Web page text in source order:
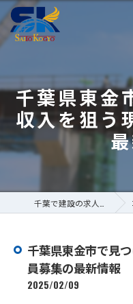
千葉県東金
収入を狙う
千葉県東金市で見
員募集の最新情報
2025/02/09